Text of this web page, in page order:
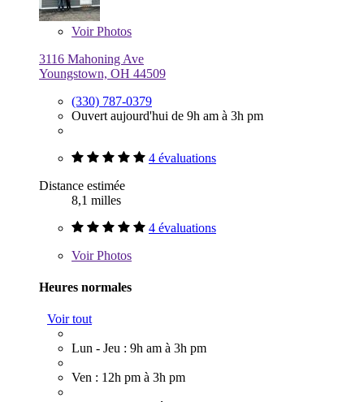
VoirPhotos
3116 Mahoning Ave
Youngstown, OH 44509
(330) 787-0379
Ouvert aujourd'hui de 9h am à 3h pm
4 évaluations
Distance estimée
8,1 milles
4 évaluations
VoirPhotos
Heures normales
Voir tout
Lun - Jeu : 9h am à 3h pm
Ven : 12h pm à 3h pm